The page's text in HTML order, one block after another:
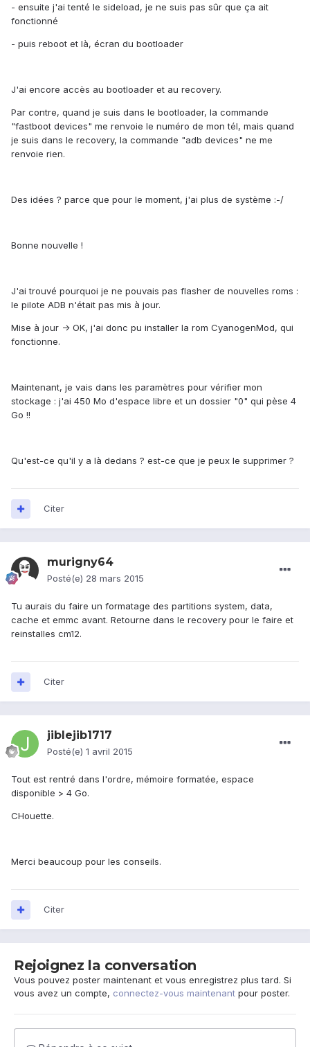
- ensuite j'ai tenté le sideload, je ne suis pas sûr que ça ait
fonctionné
- puis reboot et là, écran du bootloader
J'ai encore accès au bootloader et au recovery.
Par contre, quand je suis dans le bootloader, la commande
"fastboot devices" me renvoie le numéro de mon tél, mais quand
je suis dans le recovery, la commande "adb devices" ne me
renvoie rien.
Des idées ? parce que pour le moment, j'ai plus de système :-/
Bonne nouvelle !
J'ai trouvé pourquoi je ne pouvais pas flasher de nouvelles roms :
le pilote ADB n'était pas mis à jour.
Mise à jour -> OK, j'ai donc pu installer la rom CyanogenMod, qui
fonctionne.
Maintenant, je vais dans les paramètres pour vérifier mon
stockage : j'ai 450 Mo d'espace libre et un dossier "0" qui pèse 4
Go !!
Qu'est-ce qu'il y a là dedans ? est-ce que je peux le supprimer ?
Citer
murigny64
Posté(e) 28 mars 2015
Tu aurais du faire un formatage des partitions system, data,
cache et emmc avant. Retourne dans le recovery pour le faire et
reinstalles cm12.
Citer
jiblejib1717
Posté(e) 1 avril 2015
Tout est rentré dans l'ordre, mémoire formatée, espace
disponible > 4 Go.
CHouette.
Merci beaucoup pour les conseils.
Citer
Rejoignez la conversation
Vous pouvez poster maintenant et vous enregistrez plus tard. Si
vous avez un compte, connectez-vous maintenant pour poster.